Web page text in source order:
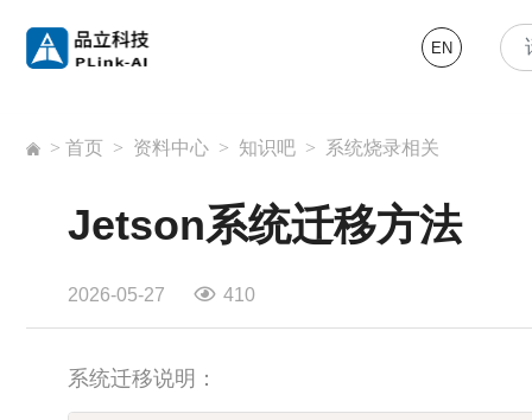
EN
>首页 > 资料中心 > 知识吧 > 系统烧录相关
Jetson系统迁移方法
2026-05-27 410
系统迁移说明：